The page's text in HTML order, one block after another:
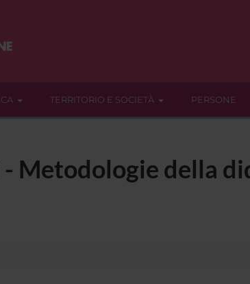
TERRITORIO E SOCIETÀ PERSONE
Metodologie della